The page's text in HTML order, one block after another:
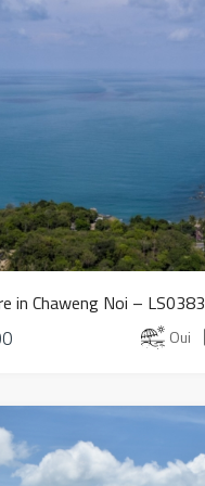
in Chaweng Noi – LS0383
Oui